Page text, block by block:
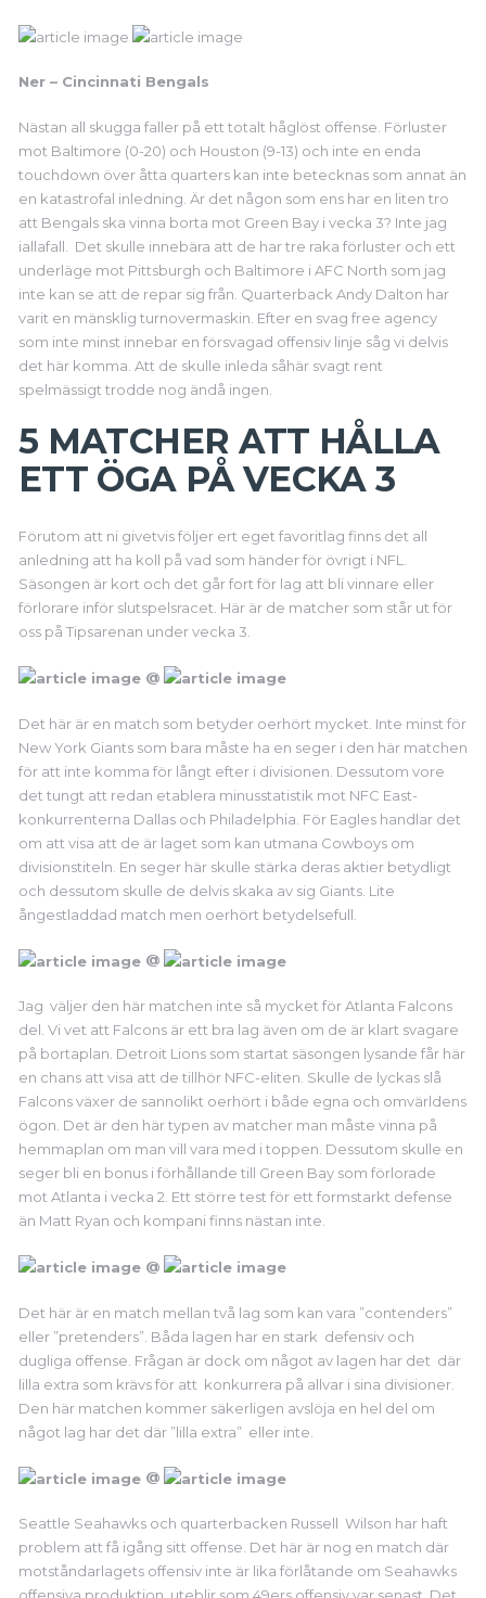
Ner – Cincinnati Bengals
Nästan all skugga faller på ett totalt håglöst offense. Förluster
mot Baltimore (0-20) och Houston (9-13) och inte en enda
touchdown över åtta quarters kan inte betecknas som annat än
en katastrofal inledning. Är det någon som ens har en liten tro
att Bengals ska vinna borta mot Green Bay i vecka 3? Inte jag
iallafall. Det skulle innebära att de har tre raka förluster och ett
underläge mot Pittsburgh och Baltimore i AFC North som jag
inte kan se att de repar sig från. Quarterback Andy Dalton har
varit en mänsklig turnovermaskin. Efter en svag free agency
som inte minst innebar en försvagad offensiv linje såg vi delvis
det här komma. Att de skulle inleda såhär svagt rent
spelmässigt trodde nog ändå ingen.
5 MATCHER ATT HÅLLA
ETT ÖGA PÅ VECKA 3
Förutom att ni givetvis följer ert eget favoritlag finns det all
anledning att ha koll på vad som händer för övrigt i NFL.
Säsongen är kort och det går fort för lag att bli vinnare eller
förlorare inför slutspelsracet. Här är de matcher som står ut för
oss på Tipsarenan under vecka 3.
@
Det här är en match som betyder oerhört mycket. Inte minst för
New York Giants som bara måste ha en seger i den här matchen
för att inte komma för långt efter i divisionen. Dessutom vore
det tungt att redan etablera minusstatistik mot NFC East-
konkurrenterna Dallas och Philadelphia. För Eagles handlar det
om att visa att de är laget som kan utmana Cowboys om
divisionstiteln. En seger här skulle stärka deras aktier betydligt
och dessutom skulle de delvis skaka av sig Giants. Lite
ångestladdad match men oerhört betydelsefull.
@
Jag väljer den här matchen inte så mycket för Atlanta Falcons
del. Vi vet att Falcons är ett bra lag även om de är klart svagare
på bortaplan. Detroit Lions som startat säsongen lysande får här
en chans att visa att de tillhör NFC-eliten. Skulle de lyckas slå
Falcons växer de sannolikt oerhört i både egna och omvärldens
ögon. Det är den här typen av matcher man måste vinna på
hemmaplan om man vill vara med i toppen. Dessutom skulle en
seger bli en bonus i förhållande till Green Bay som förlorade
mot Atlanta i vecka 2. Ett större test för ett formstarkt defense
än Matt Ryan och kompani finns nästan inte.
@
Det här är en match mellan två lag som kan vara ”contenders”
eller ”pretenders”. Båda lagen har en stark defensiv och
dugliga offense. Frågan är dock om något av lagen har det där
lilla extra som krävs för att konkurrera på allvar i sina divisioner.
Den här matchen kommer säkerligen avslöja en hel del om
något lag har det där ”lilla extra” eller inte.
@
Seattle Seahawks och quarterbacken Russell Wilson har haft
problem att få igång sitt offense. Det här är nog en match där
motståndarlagets offensiv inte är lika förlåtande om Seahawks